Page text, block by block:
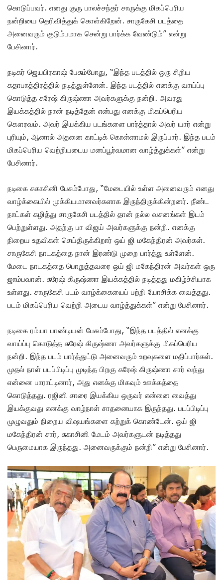
கொடுப்பவர். எனது குரு பாலச்சந்தர் சாருக்கு மிகப்பெரிய
நன்றியை தெரிவித்துக் கொள்கிறேன். சாருகேசி படத்தை
அனைவரும் குடும்பமாக சென்று பார்க்க வேண்டும்” என்று
பேசினார்.
நடிகர் ஜெயபிரகாஷ் பேசும்போது, “இந்த படத்தில் ஒரு சிறிய
கதாபாத்திரத்தில் நடித்துள்ளேன். இந்த படத்தில் எனக்கு வாய்ப்பு
கொடுத்த சுரேஷ் கிருஷ்ணா அவர்களுக்கு நன்றி. அவரது
இயக்கத்தில் நான் நடித்தேன் என்பது எனக்கு மிகப்பெரிய
கௌரவம். அவர் இயக்கிய படங்களை பார்த்தால் அவர் யார் என்று
புரியும், ஆனால் அதனை காட்டிக் கொள்ளாமல் இருப்பார். இந்த படம்
மிகப்பெரிய வெற்றியடைய மனப்பூர்வமான வாழ்த்துக்கள்” என்று
பேசினார்.
நடிகை சுகாசினி பேசும்போது, “மேடையில் உள்ள அனைவரும் எனது
வாழ்க்கையில் முக்கியமானவர்களாக இருந்திருக்கின்றனர். நீண்ட
நாட்கள் கழித்து சாருகேசி படத்தில் தான் நல்ல வசனங்கள் இடம்
பெற்றுள்ளது. அதற்கு பா விஜய் அவர்களுக்கு நன்றி. எனக்கு
நிறைய உதவிகள் செய்திருக்கிறார் ஒய் ஜி மகேந்திரன் அவர்கள்.
சாருகேசி நாடகத்தை நான் இரண்டு முறை பார்த்து உள்ளேன்.
மேடை நாடகத்தை பொறுத்தவரை ஒய் ஜி மகேந்திரன் அவர்கள் ஒரு
ஜாம்பவான். சுரேஷ் கிருஷ்ணா இயக்கத்தில் நடித்தது மகிழ்ச்சியாக
உள்ளது. சாருகேசி படம் வாழ்க்கையைப் பற்றி யோசிக்க வைத்தது.
படம் மிகப்பெரிய வெற்றி அடைய வாழ்த்துக்கள்” என்று பேசினார்.
நடிகை ரம்யா பாண்டியன் பேசும்போது, “இந்த படத்தில் எனக்கு
வாய்ப்பு கொடுத்த சுரேஷ் கிருஷ்ணா அவர்களுக்கு மிகப்பெரிய
நன்றி. இந்த படம் பார்த்துட்டு அனைவரும் உறவுகளை மதிப்பார்கள்.
முதல் நாள் படப்பிடிப்பு முடிந்த பிறகு சுரேஷ் கிருஷ்ணா சார் வந்து
என்னை பாராட்டினார், அது எனக்கு மிகவும் ஊக்கத்தை
கொடுத்தது. ரஜினி சாரை இயக்கிய ஒருவர் என்னை வைத்து
இயக்குவது எனக்கு வாழ்நாள் சாதனையாக இருந்தது. படப்பிடிப்பு
முழுவதும் நிறைய விஷயங்களை கற்றுக் கொண்டேன். ஒய் ஜி
மகேந்திரன் சார், சுகாசினி மேடம் அவர்களுடன் நடித்தது
பெருமையாக இருந்தது. அனைவருக்கும் நன்றி” என்று பேசினார்.